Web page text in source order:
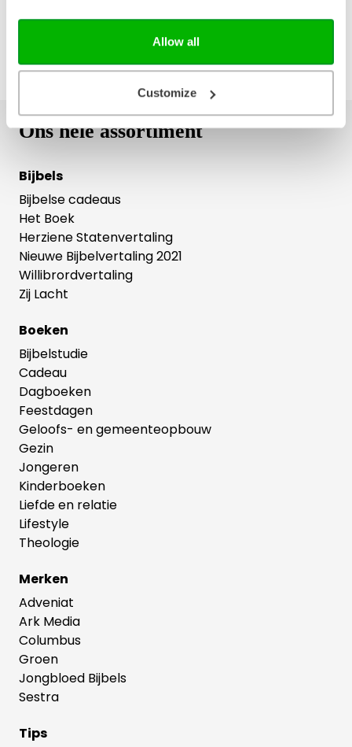
Allow all
Customize
Ons hele assortiment
Bijbels
Bijbelse cadeaus
Het Boek
Herziene Statenvertaling
Nieuwe Bijbelvertaling 2021
Willibrordvertaling
Zij Lacht
Boeken
Bijbelstudie
Cadeau
Dagboeken
Feestdagen
Geloofs- en gemeenteopbouw
Gezin
Jongeren
Kinderboeken
Liefde en relatie
Lifestyle
Theologie
Merken
Adveniat
Ark Media
Columbus
Groen
Jongbloed Bijbels
Sestra
Tips